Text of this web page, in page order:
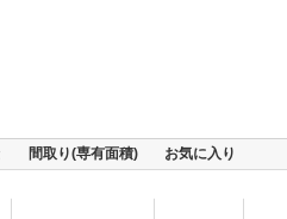
間取り(専有面積) お気に入り